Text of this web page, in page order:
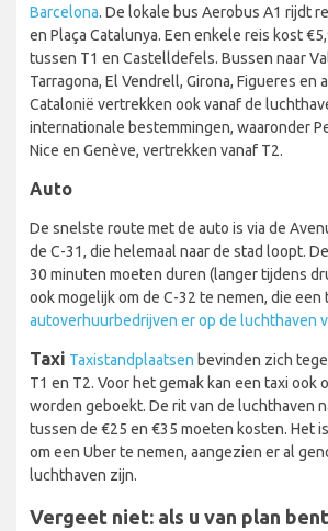
Barcelona. De lokale bus Aerobus A1 rijdt
en Plaça Catalunya. Een enkele reis kost
tussen T1 en Castelldefels. Bussen naar
Tarragona, El Vendrell, Girona, Figueres en
Catalonië vertrekken ook vanaf de
internationale bestemmingen, waaronder
Nice en Genève, vertrekken vanaf T2.
Auto
De snelste route met de auto is via de
de C-31, die helemaal naar de stad loopt.
30 minuten moeten duren (langer tijdens
ook mogelijk om de C-32 te nemen, die een
autoverhuurbedrijven er op de luchthaven
Taxi Taxistandplaatsen bevinden zich
T1 en T2. Voor het gemak kan een taxi ook
worden geboekt. De rit van de luchthaven
tussen de €25 en €35 moeten kosten. Het
om een Uber te nemen, aangezien er al
luchthaven zijn.
Vergeet niet: als u van plan